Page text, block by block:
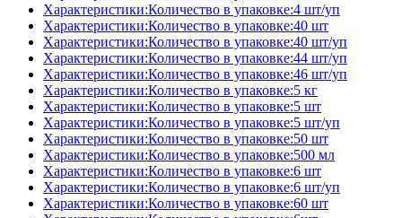
Характеристики:Количество в упаковке:4 шт/уп
Характеристики:Количество в упаковке:40 шт
Характеристики:Количество в упаковке:40 шт/уп
Характеристики:Количество в упаковке:44 шт/уп
Характеристики:Количество в упаковке:46 шт/уп
Характеристики:Количество в упаковке:5 кг
Характеристики:Количество в упаковке:5 шт
Характеристики:Количество в упаковке:5 шт/уп
Характеристики:Количество в упаковке:50 шт
Характеристики:Количество в упаковке:500 мл
Характеристики:Количество в упаковке:6 шт
Характеристики:Количество в упаковке:6 шт/уп
Характеристики:Количество в упаковке:60 шт